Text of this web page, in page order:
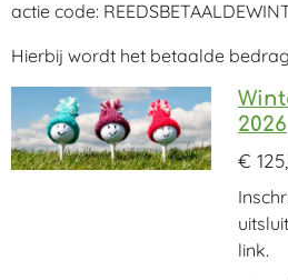
actie code:
Hierbij wordt het betaalde
2026
€
link.